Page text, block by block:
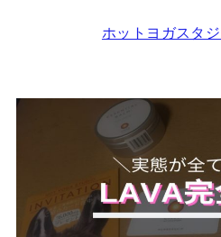
ホットヨガスタ